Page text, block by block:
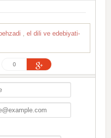
el dili ve edebiyati-
0